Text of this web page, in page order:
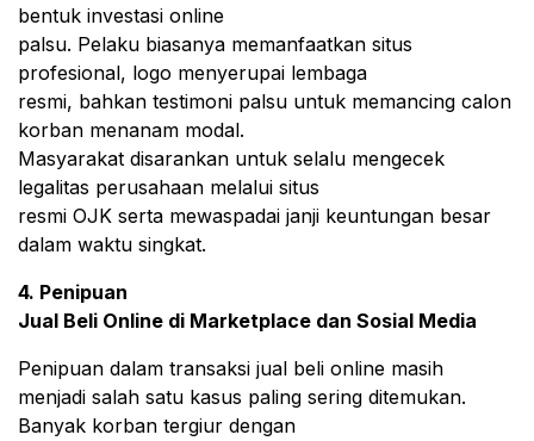
bentuk investasi online
palsu. Pelaku biasanya memanfaatkan situs
profesional, logo menyerupai lembaga
resmi, bahkan testimoni palsu untuk memancing calon
korban menanam modal.
Masyarakat disarankan untuk selalu mengecek
legalitas perusahaan melalui situs
resmi OJK serta mewaspadai janji keuntungan besar
dalam waktu singkat.
4. Penipuan
Jual Beli Online di Marketplace dan Sosial Media
Penipuan dalam transaksi jual beli online masih
menjadi salah satu kasus paling sering ditemukan.
Banyak korban tergiur dengan